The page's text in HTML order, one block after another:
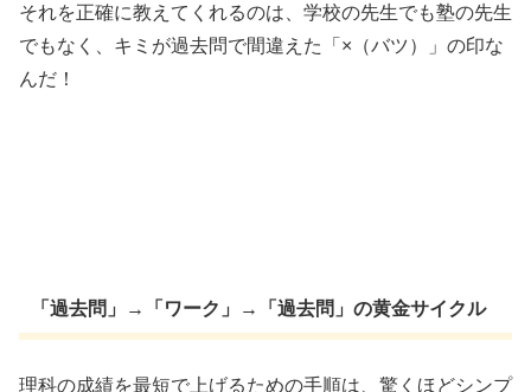
それを正確に教えてくれるのは、学校の先生でも塾の先生
でもなく、キミが過去問で間違えた「×（バツ）」の印な
んだ！
「過去問」→「ワーク」→「過去問」の黄金サイクル
理科の成績を最短で上げるための手順は、驚くほどシンプ